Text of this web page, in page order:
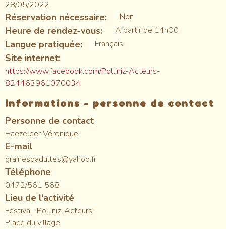
28/05/2022
Réservation nécessaire Non
Heure de rendez-vous A partir de 14h00
Langue pratiquée Français
Site internet
https://www.facebook.com/Polliniz-Acteurs-
824463961070034
Informations - personne de contact
Personne de contact
Haezeleer Véronique
E-mail
grainesdadultes@yahoo.fr
Téléphone
0472/561 568
Lieu de l'activité
Festival "Polliniz-Acteurs"
Place du village